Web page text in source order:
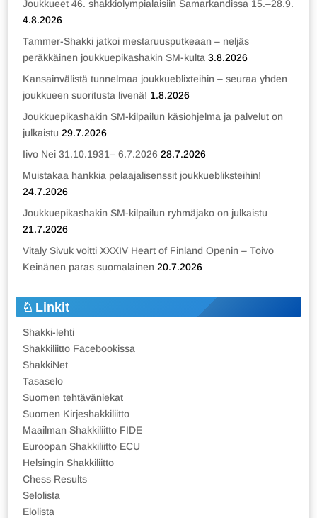
Joukkueet 46. shakkiolympialaisiin Samarkandissa 15.–28.9.
4.8.2026
Tammer-Shakki jatkoi mestaruusputkeaan – neljäs
peräkkäinen joukkuepikashakin SM-kulta 3.8.2026
Kansainvälistä tunnelmaa joukkueblixteihin – seuraa yhden
joukkueen suoritusta livenä! 1.8.2026
Joukkuepikashakin SM-kilpailun käsiohjelma ja palvelut on
julkaistu 29.7.2026
Iivo Nei 31.10.1931– 6.7.2026 28.7.2026
Muistakaa hankkia pelaajalisenssit joukkuebliksteihin!
24.7.2026
Joukkuepikashakin SM-kilpailun ryhmäjako on julkaistu
21.7.2026
Vitaly Sivuk voitti XXXIV Heart of Finland Openin – Toivo
Keinänen paras suomalainen 20.7.2026
Linkit
Shakki-lehti
Shakkiliitto Facebookissa
ShakkiNet
Tasaselo
Suomen tehtäväniekat
Suomen Kirjeshakkiliitto
Maailman Shakkiliitto FIDE
Euroopan Shakkiliitto ECU
Helsingin Shakkiliitto
Chess Results
Selolista
Elolista